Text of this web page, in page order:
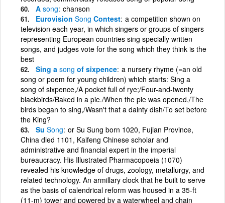
A song chanson
Eurovision Song Contest a competition shown on
television each year, in which singers or groups of singers
representing European countries sing specially written
songs, and judges vote for the song which they think is the
best
Sing a song of sixpence a nursery rhyme (=an old
song or poem for young children) which starts: Sing a
song of sixpence,/A pocket full of rye;/Four-and-twenty
blackbirds/Baked in a pie./When the pie was opened,/The
birds began to sing,/Wasn't that a dainty dish/To set before
the King?
Su Song or Su Sung born 1020, Fujian Province,
China died 1101, Kaifeng Chinese scholar and
administrative and financial expert in the imperial
bureaucracy. His Illustrated Pharmacopoeia (1070)
revealed his knowledge of drugs, zoology, metallurgy, and
related technology. An armillary clock that he built to serve
as the basis of calendrical reform was housed in a 35-ft
(11-m) tower and powered by a waterwheel and chain